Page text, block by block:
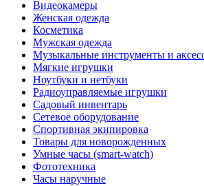
Видеокамеры
Женская одежда
Косметика
Мужская одежда
Музыкальные инструменты и
Мягкие игрушки
Ноутбуки и нетбуки
Радиоуправляемые игрушки
Садовый инвентарь
Сетевое оборудование
Спортивная экипировка
Товары для новорожденных
Умные часы (smart-watch)
Фототехника
Часы наручные